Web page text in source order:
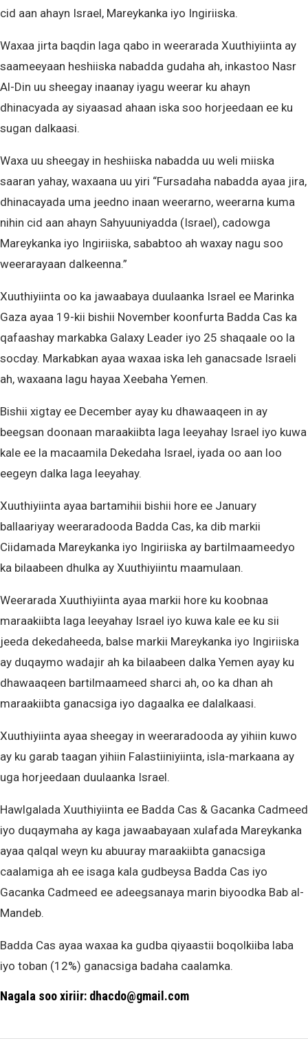
cid aan ahayn Israel, Mareykanka iyo Ingiriiska.
Waxaa jirta baqdin laga qabo in weerarada Xuuthiyiinta ay
saameeyaan heshiiska nabadda gudaha ah, inkastoo Nasr
Al-Din uu sheegay inaanay iyagu weerar ku ahayn
dhinacyada ay siyaasad ahaan iska soo horjeedaan ee ku
sugan dalkaasi.
Waxa uu sheegay in heshiiska nabadda uu weli miiska
saaran yahay, waxaana uu yiri “Fursadaha nabadda ayaa jira,
dhinacayada uma jeedno inaan weerarno, weerarna kuma
nihin cid aan ahayn Sahyuuniyadda (Israel), cadowga
Mareykanka iyo Ingiriiska, sababtoo ah waxay nagu soo
weerarayaan dalkeenna.”
Xuuthiyiinta oo ka jawaabaya duulaanka Israel ee Marinka
Gaza ayaa 19-kii bishii November koonfurta Badda Cas ka
qafaashay markabka Galaxy Leader iyo 25 shaqaale oo la
socday. Markabkan ayaa waxaa iska leh ganacsade Israeli
ah, waxaana lagu hayaa Xeebaha Yemen.
Bishii xigtay ee December ayay ku dhawaaqeen in ay
beegsan doonaan maraakiibta laga leeyahay Israel iyo kuwa
kale ee la macaamila Dekedaha Israel, iyada oo aan loo
eegeyn dalka laga leeyahay.
Xuuthiyiinta ayaa bartamihii bishii hore ee January
ballaariyay weeraradooda Badda Cas, ka dib markii
Ciidamada Mareykanka iyo Ingiriiska ay bartilmaameedyo
ka bilaabeen dhulka ay Xuuthiyiintu maamulaan.
Weerarada Xuuthiyiinta ayaa markii hore ku koobnaa
maraakiibta laga leeyahay Israel iyo kuwa kale ee ku sii
jeeda dekedaheeda, balse markii Mareykanka iyo Ingiriiska
ay duqaymo wadajir ah ka bilaabeen dalka Yemen ayay ku
dhawaaqeen bartilmaameed sharci ah, oo ka dhan ah
maraakiibta ganacsiga iyo dagaalka ee dalalkaasi.
Xuuthiyiinta ayaa sheegay in weeraradooda ay yihiin kuwo
ay ku garab taagan yihiin Falastiiniyiinta, isla-markaana ay
uga horjeedaan duulaanka Israel.
Hawlgalada Xuuthiyiinta ee Badda Cas & Gacanka Cadmeed
iyo duqaymaha ay kaga jawaabayaan xulafada Mareykanka
ayaa qalqal weyn ku abuuray maraakiibta ganacsiga
caalamiga ah ee isaga kala gudbeysa Badda Cas iyo
Gacanka Cadmeed ee adeegsanaya marin biyoodka Bab al-
Mandeb.
Badda Cas ayaa waxaa ka gudba qiyaastii boqolkiiba laba
iyo toban (12%) ganacsiga badaha caalamka.
Nagala soo xiriir: dhacdo@gmail.com